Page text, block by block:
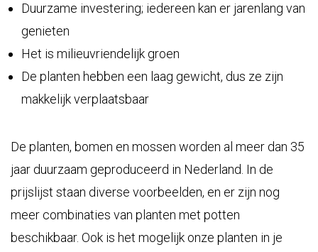
Duurzame investering; iedereen kan er jarenlang van
genieten
Het is milieuvriendelijk groen
De planten hebben een laag gewicht, dus ze zijn
makkelijk verplaatsbaar
De planten, bomen en mossen worden al meer dan 35
jaar duurzaam geproduceerd in Nederland. In de
prijslijst staan diverse voorbeelden, en er zijn nog
meer combinaties van planten met potten
beschikbaar. Ook is het mogelijk onze planten in je